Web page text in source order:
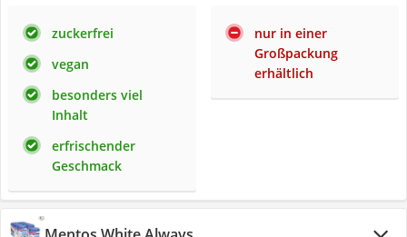
zuckerfrei
vegan
besonders viel
Inhalt
erfrischender
Geschmack
nur in einer
Großpackung
erhältlich